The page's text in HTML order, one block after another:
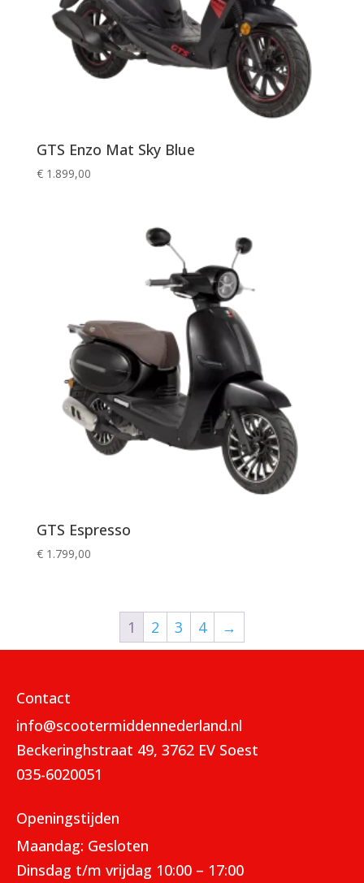
GTS Enzo Mat Sky Blue
€1.899,00
GTS Espresso
€1.799,00
1 2 3 4 →
Contact
info@scootermiddennederland.nl
Beckeringhstraat 49, 3762 EV Soest
035-6020051
Openingstijden
Maandag: Gesloten
Dinsdag t/m vrijdag 10:00 – 17:00